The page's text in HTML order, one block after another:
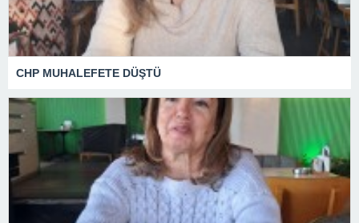
CHP MUHALEFETE DÜŞTÜ